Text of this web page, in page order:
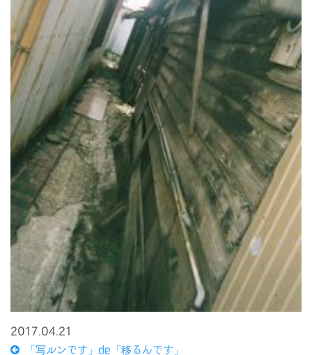
2017.04.21
「写ルンです」de「移るんです」